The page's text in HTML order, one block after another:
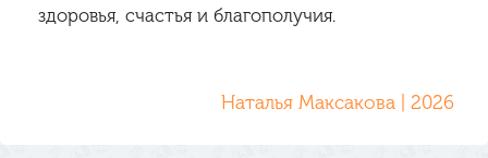
здоровья, счастья и благополучия.
Наталья Максакова | 2026